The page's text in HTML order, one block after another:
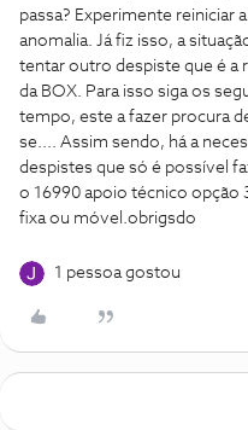
passa? Experimente reiniciar
anomalia. Já fiz isso, a
tentar outro despiste que é a
da BOX. Para isso siga os
tempo, este a fazer procura
se....
Assim sendo, há a
despistes que só é possível
o 16990 apoio técnico opção
fixa ou móvel. obrigsdo
1 pessoa gostou